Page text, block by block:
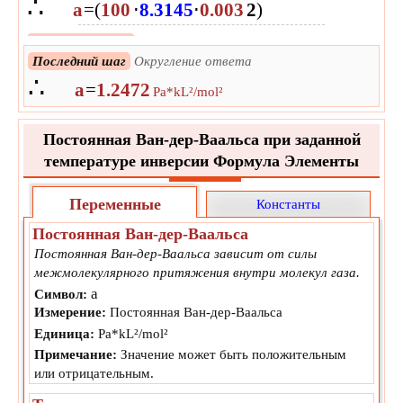
∴ a=(100 ⋅8.3145⋅0.0032)
Следующий шаг Оценивать
∴ a=1.24716939272299
Последний шаг Округление ответа
∴ a=1.2472 Pa*kL²/mol²
Постоянная Ван-дер-Ваальса при заданной
температуре инверсии Формула Элементы
Переменные Константы
Постоянная Ван-дер-Ваальса
Постоянная Ван-дер-Ваальса зависит от силы
межмолекулярного притяжения внутри молекул газа.
Символ: a
Измерение: Постоянная Ван-дер-Ваальса
Единица: Pa*kL²/mol²
Примечание: Значение может быть положительным
или отрицательным.